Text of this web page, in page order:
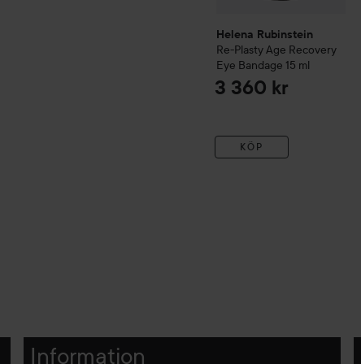
Helena Rubinstein
Re-PlastyAge Recovery
Eye Bandage 15 ml
3 360 kr
KÖP
Information